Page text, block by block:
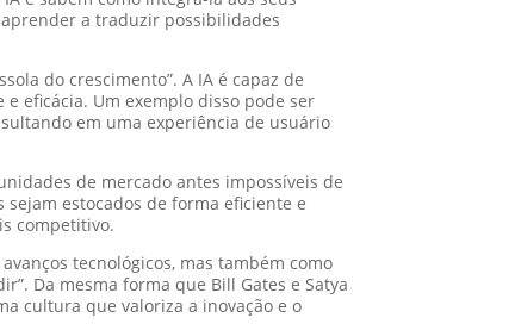
a traduzir possibilidades
do crescimento”. A IA é capaz de
eficácia. Um exemplo disso pode ser
em uma experiência de usuário
de mercado antes impossíveis de
estocados de forma eficiente e
competitivo.
tecnológicos, mas também como
Da mesma forma que Bill Gates e Satya
cultura que valoriza a inovação e o